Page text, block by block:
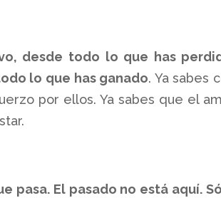
desde todo lo que has
lo que has ganado. Ya sabes
por ellos. Ya sabes que el
pasa. El pasado no está aquí.